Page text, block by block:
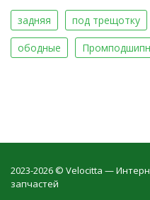
задняя под трещотку
ободные
2023-2026 © Velocitta —
запчастей